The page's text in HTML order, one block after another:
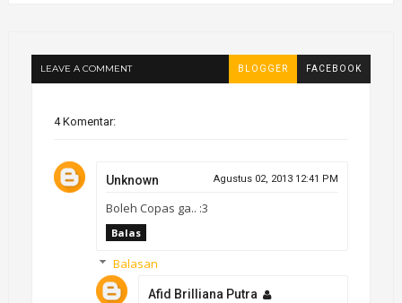
LEAVE A COMMENT BLOGGER FACEBOOK
4 Komentar:
Unknown Agustus 02, 2013 12:41 PM
Boleh Copas ga.. :3
Balas
Balasan
Afid Brilliana Putra